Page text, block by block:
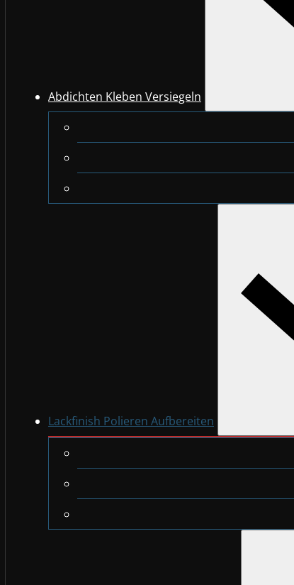
Abdichten Kleben Versiegeln
Lackfinish Polieren Aufbereiten